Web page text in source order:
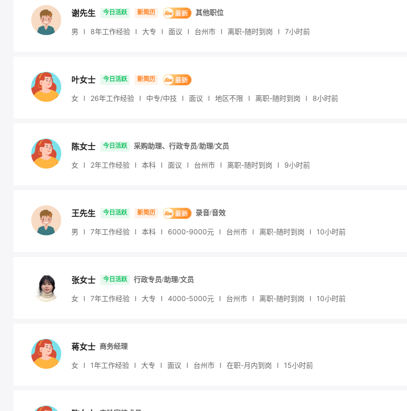
谢先生 今日活跃 新简历 其他职位
男 I 8年工作经验 I 大专 I 面议 I 台州市 I 离职-随时到岗 I 7小时前
叶女士 今日活跃 新简历
女 I 26年工作经验 I 中专/中技 I 面议 I 地区不限 I 离职-随时到岗 I 8小时前
陈女士 今日活跃 采购助理、行政专员/助理/文员
女 I 2年工作经验 I 本科 I 面议 I 台州市 I 离职-随时到岗 I 9小时前
王先生 今日活跃 新简历 录音/音效
男 I 7年工作经验 I 本科 I 6000-9000元 I 台州市 I 离职-随时到岗 I 10小时前
张女士 今日活跃 行政专员/助理/文员
女 I 7年工作经验 I 大专 I 4000-5000元 I 台州市 I 离职-随时到岗 I 10小时前
蒋女士 商务经理
女 I 1年工作经验 I 大专 I 面议 I 台州市 I 在职-月内到岗 I 15小时前